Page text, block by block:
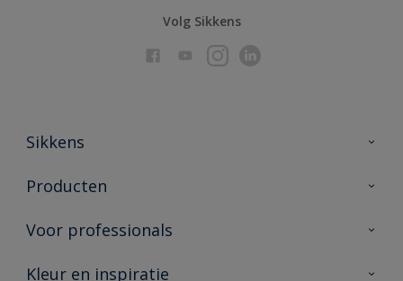
Volg Sikkens
Sikkens
Over Sikkens
Duurzaamheid
Producten
Producten voor binnen
Vind je verkooppunt
Voor professionals
Advies & service
Kleur en inspiratie